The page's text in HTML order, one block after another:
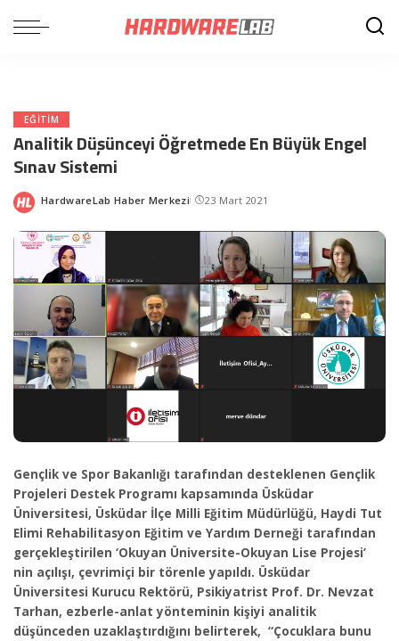
EĞITIM
Analitik Düşünceyi Öğretmede En Büyük Engel
Sınav Sistemi
Posted
HardwareLab Haber Merkezi 23 Mart 2021
Gençlik ve Spor Bakanlığı tarafından desteklenen Gençlik
Projeleri Destek Programı kapsamında Üsküdar
Üniversitesi, Üsküdar İlçe Milli Eğitim Müdürlüğü, Haydi Tut
Elimi Rehabilitasyon Eğitim ve Yardım Derneği tarafından
gerçekleştirilen ‘Okuyan Üniversite-Okuyan Lise Projesi’
nin açılışı, çevrimiçi bir törenle yapıldı. Üsküdar
Üniversitesi Kurucu Rektörü, Psikiyatrist Prof. Dr. Nevzat
Tarhan, ezberle-anlat yönteminin kişiyi analitik
düşünceden uzaklaştırdığını belirterek, “Çocuklara bunu